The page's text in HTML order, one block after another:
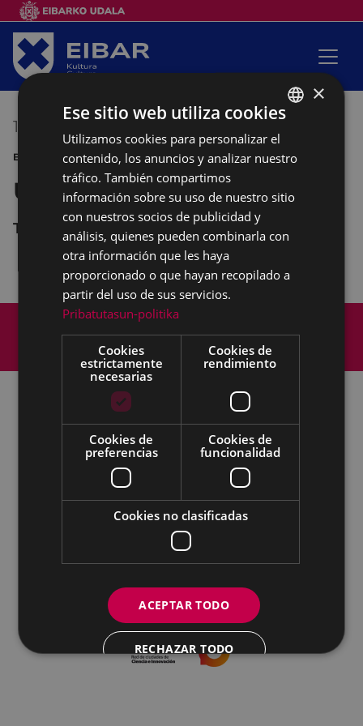
17/05/2016
BERTSOLARIS INFANTIL
Umeen Bertso Jaialdiak
TEATRO COLISEO
Mapa del Sitio
Política de cookies
Contacto
Accesibilidad
Cultura - Untzaga plaza, 1 | 20600 Eibar
943 70 84 39 / 943 70 84 00 (Pegora) | Fax: 943 70 84 16
kultura@eibar.eus pegora@eibar.eus
IFZ: P2003100A | DIR3 L01200300
BASQUE
SPANISH
×
Ese sitio web utiliza cookies
Utilizamos cookies para personalizar el
contenido, los anuncios y analizar nuestro
tráfico. También compartimos
información sobre su uso de nuestro sitio
con nuestros socios de publicidad y
análisis, quienes pueden combinarla con
otra información que les haya
proporcionado o que hayan recopilado a
partir del uso de sus servicios.
Pribatutasun-politika
Cookies
estrictamente
necesarias
Cookies de
rendimiento
Cookies de
preferencias
Cookies de
funcionalidad
Cookies no clasificadas
ACEPTAR TODO
RECHAZAR TODO